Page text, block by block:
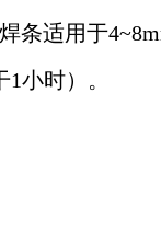
条适用于
小时）。